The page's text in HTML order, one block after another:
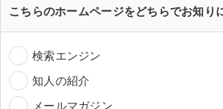
こちらのホームページをどちらでお知り
検索エンジン
知人の紹介
メールマガジン